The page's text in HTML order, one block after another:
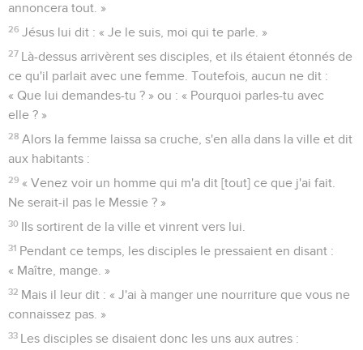
annoncera tout. »
26 Jésus lui dit : « Je le suis, moi qui te parle. »
27 Là-dessus arrivèrent ses disciples, et ils étaient étonnés de
ce qu'il parlait avec une femme. Toutefois, aucun ne dit :
« Que lui demandes-tu ? » ou : « Pourquoi parles-tu avec
elle ? »
28 Alors la femme laissa sa cruche, s'en alla dans la ville et dit
aux habitants :
29 « Venez voir un homme qui m'a dit [tout] ce que j'ai fait.
Ne serait-il pas le Messie ? »
30 Ils sortirent de la ville et vinrent vers lui.
31 Pendant ce temps, les disciples le pressaient en disant :
« Maître, mange. »
32 Mais il leur dit : « J'ai à manger une nourriture que vous ne
connaissez pas. »
33 Les disciples se disaient donc les uns aux autres :